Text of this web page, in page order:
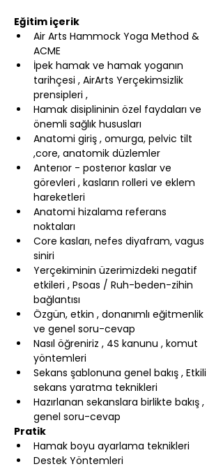
Eğitim içerik
Air Arts Hammock Yoga Method &
ACME
İpek hamak ve hamak yoganın
tarihçesi , AirArts Yerçekimsizlik
prensipleri ,
Hamak disiplininin özel faydaları ve
önemli sağlık hususları
Anatomi giriş , omurga, pelvic tilt
,core, anatomik düzlemler
Anterıor - posterıor kaslar ve
görevleri , kasların rolleri ve eklem
hareketleri
Anatomi hizalama referans
noktaları
Core kasları, nefes diyafram, vagus
siniri
Yerçekiminin üzerimizdeki negatif
etkileri , Psoas / Ruh-beden-zihin
bağlantısı
Özgün, etkin , donanımlı eğitmenlik
ve genel soru-cevap
Nasıl öğreniriz , 4S kanunu , komut
yöntemleri
Sekans şablonuna genel bakış , Etkili
sekans yaratma teknikleri
Hazırlanan sekanslara birlikte bakış ,
genel soru-cevap
Pratik
Hamak boyu ayarlama teknikleri
Destek Yöntemleri